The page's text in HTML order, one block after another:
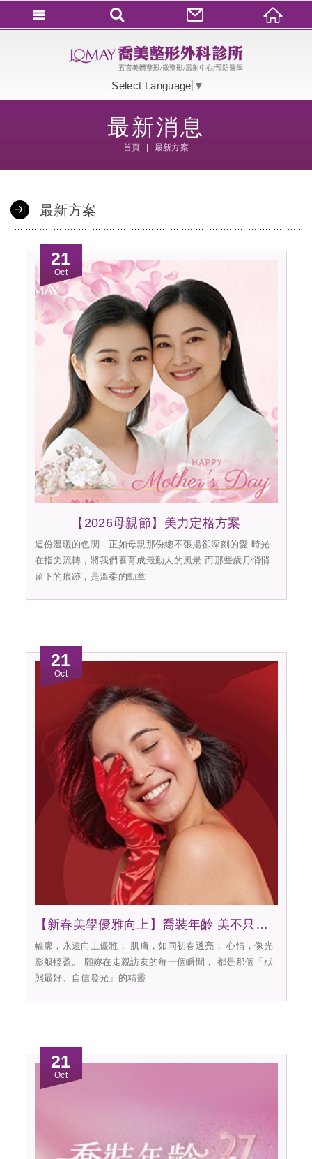
Select Language ▼
最新消息
首頁 最新方案
最新方案
21
Oct
【2026母親節】美力定格方案
這份溫暖的色調，正如母親那份總不張揚卻深刻的愛 時光
在指尖流轉，將我們養育成最動人的風景 而那些歲月悄悄
留下的痕跡，是溫柔的勳章
21
Oct
【新春美學優雅向上】喬裝年齡 美不只表面
輪廓，永遠向上優雅； 肌膚，如同初春透亮； 心情，像光
影般輕盈。 願妳在走親訪友的每一個瞬間， 都是那個「狀
態最好、自信發光」的精靈
21
Oct
會員登入(燈箱)
加入會員
忘記密碼
密碼修改
填寫匯款通知